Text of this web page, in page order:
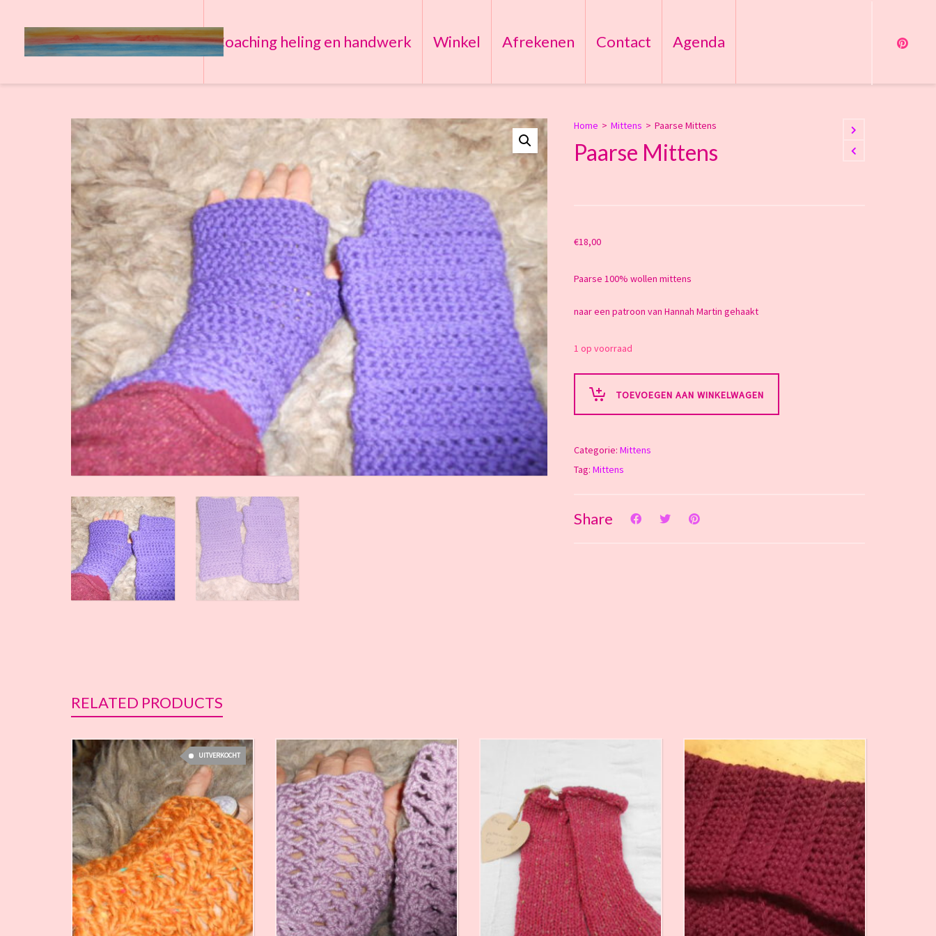
Coaching heling en handwerk Winkel Afrekenen Contact Agenda
Home > Mittens > Paarse Mittens
Paarse Mittens
€18,00
Paarse 100% wollen mittens
naar een patroon van Hannah Martin gehaakt
1 op voorraad
TOEVOEGEN AAN WINKELWAGEN
Categorie: Mittens
Tag: Mittens
Share
RELATED PRODUCTS
UITVERKOCHT
€18,00 €18,00